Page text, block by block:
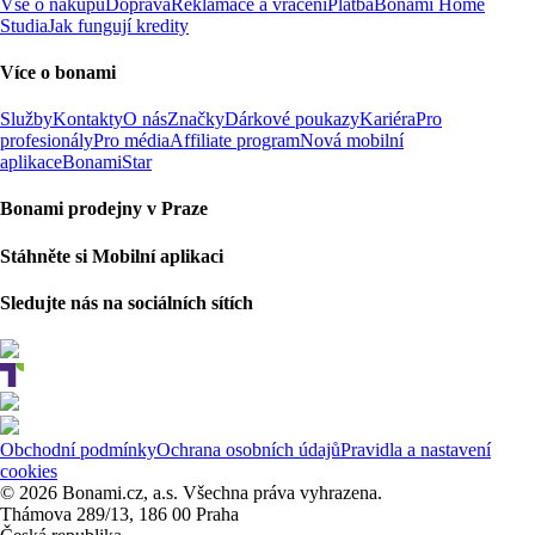
StudiaJak fungují kredity
Více o bonami
SlužbyKontaktyO násZnačkyDárkové poukazyKariéraPro
profesionályPro médiaAffiliate programNová mobilní
aplikaceBonamiStar
Bonami prodejny v Praze
Stáhněte si Mobilní aplikaci
Sledujte nás na sociálních sítích
Obchodní podmínkyOchrana osobních údajůPravidla a nastavení
cookies
© 2026 Bonami.cz, a.s. Všechna práva vyhrazena.
Thámova 289/13, 186 00 Praha